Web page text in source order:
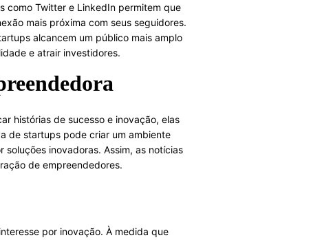
como Twitter e LinkedIn permitem que
mais próxima com seus seguidores.
alcancem um público mais amplo
e atrair investidores.
histórias de sucesso e inovação, elas
de startups pode criar um ambiente
inovadoras. Assim, as notícias
de empreendedores.
por inovação. À medida que